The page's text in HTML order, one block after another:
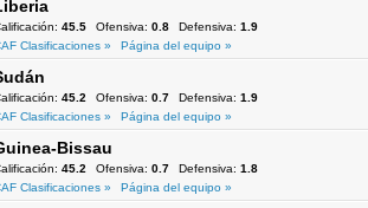
45.5 Ofensiva: 0.8 Defensiva: 1.9
Clasificaciones »
Página del equipo »
45.2 Ofensiva: 0.7 Defensiva: 1.9
Clasificaciones »
Página del equipo »
Bissau
45.2 Ofensiva: 0.7 Defensiva: 1.8
Clasificaciones »
Página del equipo »